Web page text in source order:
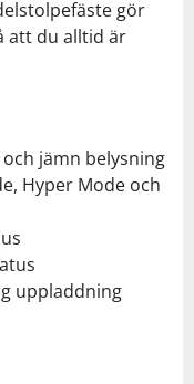
gör
att du alltid är
jämn belysning
Hyper Mode och
uppladdning